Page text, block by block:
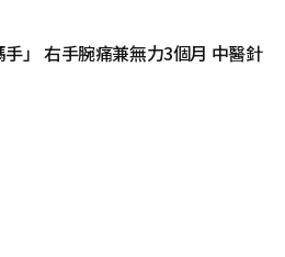
」 右手腕痛兼無力3個月 中醫針